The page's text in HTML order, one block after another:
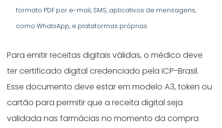
formato PDF por e-mail, SMS, aplicativos de mensagens,
como WhatsApp, e plataformas próprias.
Para emitir receitas digitais válidas, o médico deve
ter certificado digital credenciado pela ICP-Brasil.
Esse documento deve estar em modelo A3, token ou
cartão para permitir que a receita digital seja
validada nas farmácias no momento da compra